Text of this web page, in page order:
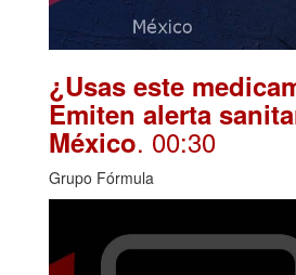
¿Usas este
Emiten alerta
México. 00:30
Grupo Fórmula